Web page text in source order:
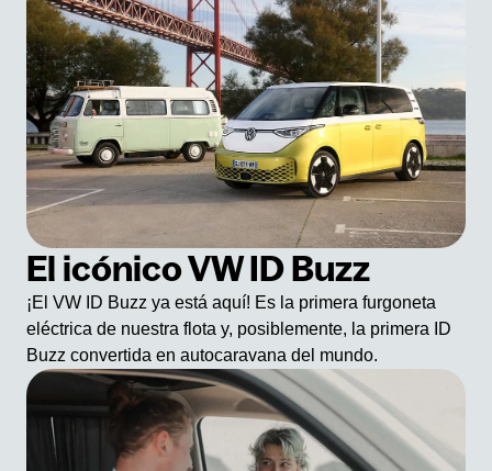
El icónico VW ID Buzz
¡El VW ID Buzz ya está aquí! Es la primera furgoneta
eléctrica de nuestra flota y, posiblemente, la primera ID
Buzz convertida en autocaravana del mundo.